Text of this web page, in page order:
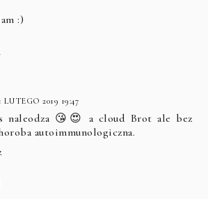
:)
LUTEGO 2019 19:47
naleodza 😘😍 a cloud Brot ale bez
autoimmunologiczna.